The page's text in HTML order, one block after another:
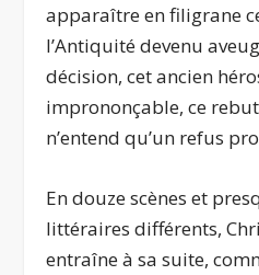
apparaître en filigrane
l’Antiquité devenu
décision, cet ancien
imprononçable, ce
n’entend qu’un refus
En douze scènes et
littéraires différents,
entraîne à sa suite,